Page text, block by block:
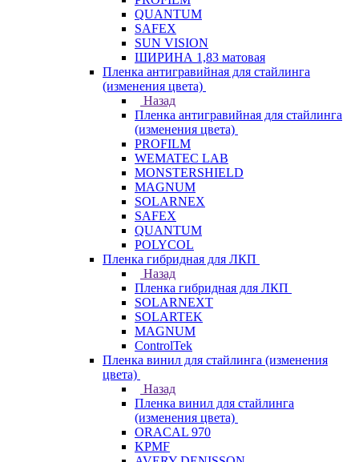
QUANTUM
SAFEX
SUN VISION
ШИРИНА 1,83 матовая
Пленка антигравийная для стайлинга
(изменения цвета)
Назад
Пленка антигравийная для стайлинга
(изменения цвета)
PROFILM
WEMATEC LAB
MONSTERSHIELD
MAGNUM
SOLARNEX
SAFEX
QUANTUM
POLYCOL
Пленка гибридная для ЛКП
Назад
Пленка гибридная для ЛКП
SOLARNEXT
SOLARTEK
MAGNUM
ControlTek
Пленка винил для стайлинга (изменения
цвета)
Назад
Пленка винил для стайлинга
(изменения цвета)
ORACAL 970
KPMF